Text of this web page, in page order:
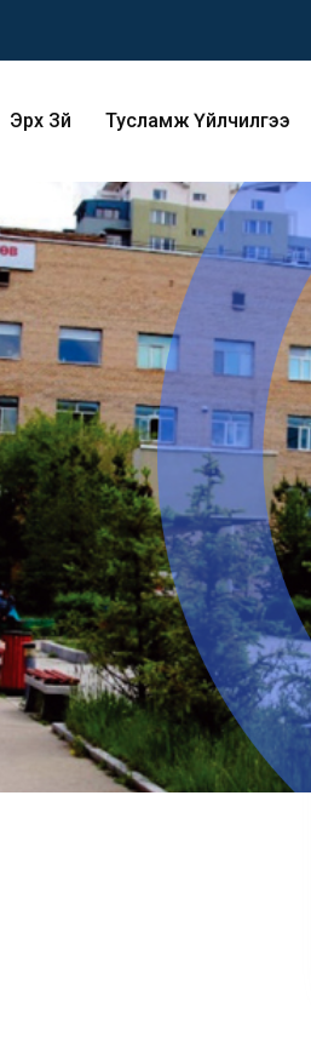
Эрх Зүй Тусламж Үйлчилгээ